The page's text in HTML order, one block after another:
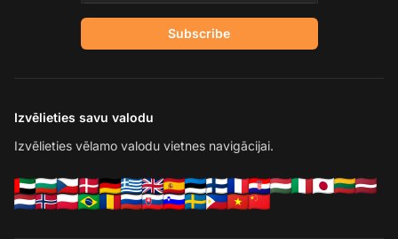
Subscribe
Izvēlieties savu valodu
Izvēlieties vēlamo valodu vietnes navigācijai.